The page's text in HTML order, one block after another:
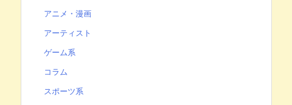
アニメ・漫画
アーティスト
ゲーム系
コラム
スポーツ系